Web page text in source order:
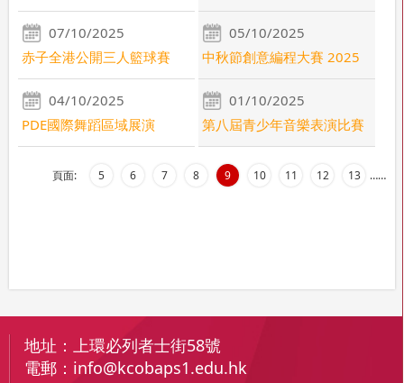
07/10/2025
赤子全港公開三人籃球賽
05/10/2025
中秋節創意編程大賽 2025
04/10/2025
PDE國際舞蹈區域展演
01/10/2025
第八屆青少年音樂表演比賽
頁面: …
5 6 7 8 9 10 11 12 13 …
地址：上環必列者士街58號
電郵： info@kcobaps1.edu.hk